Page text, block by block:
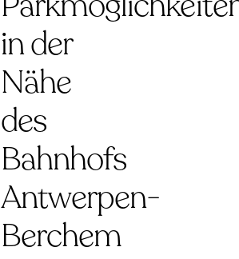
in der
Nähe
des
Bahnhofs
Antwerpen-
Berchem